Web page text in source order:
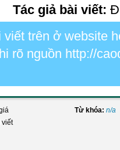
Tác giả bài viết:
viết trên ở website
rõ nguồn http://
viết
Từ khóa: n/a